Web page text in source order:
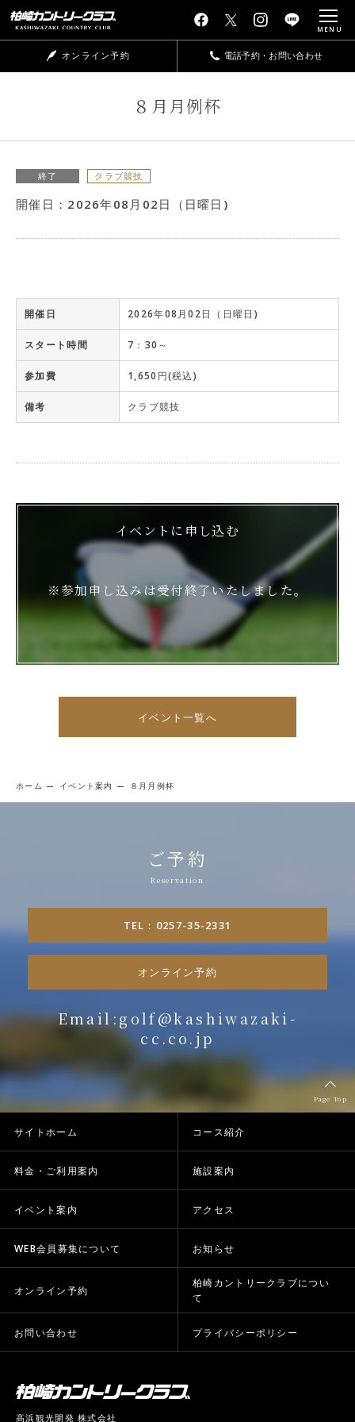
MENU
オンライン予約 電話予約・お問い合わせ
８月月例杯
終了 クラブ競技
開催日：2026年08月02日（日曜日)
開催日 2026年08月02日（日曜日)
スタート時間 7：30～
参加費 1,650円(税込)
備考 クラブ競技
イベントに申し込む
※参加申し込みは受付終了いたしました。
イベント一覧へ
ホーム イベント案内 ８月月例杯
ご予約
TEL：0257-35-2331
オンライン予約
Email:golf@kashiwazaki-
cc.co.jp
Page Top
サイトホーム コース紹介
料金・ご利用案内 施設案内
イベント案内 アクセス
WEB会員募集について お知らせ
オンライン予約
柏崎カントリークラブについ
て
お問い合わせ プライバシーポリシー
高浜観光開発 株式会社